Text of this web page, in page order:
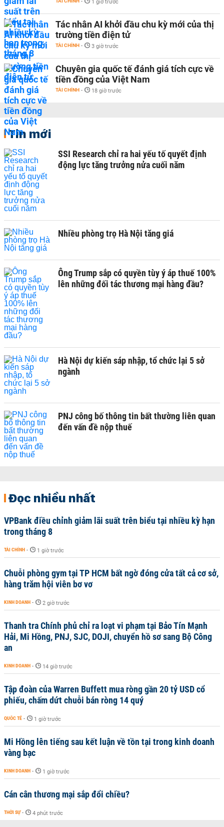
1 giờ trước
Tác nhân AI khởi đầu chu kỳ mới của thị
trường tiền điện tử
TÀI CHÍNH - 3 giờ trước
Chuyên gia quốc tế đánh giá tích cực về
tiền đồng của Việt Nam
TÀI CHÍNH - 18 giờ trước
Tin mới
SSI Research chỉ ra hai yếu tố quyết định
động lực tăng trưởng nửa cuối năm
Nhiều phòng trọ Hà Nội tăng giá
Ông Trump sắp có quyền tùy ý áp thuế 100%
lên những đối tác thương mại hàng đầu?
Hà Nội dự kiến sáp nhập, tổ chức lại 5 sở
ngành
PNJ công bố thông tin bất thường liên quan
đến vấn đề nộp thuế
Đọc nhiều nhất
VPBank điều chỉnh giảm lãi suất trên biểu tại nhiều kỳ hạn
trong tháng 8
TÀI CHÍNH - 1 giờ trước
Chuỗi phòng gym tại TP HCM bất ngờ đóng cửa tất cả cơ sở,
hàng trăm hội viên bơ vơ
KINH DOANH - 2 giờ trước
Thanh tra Chính phủ chỉ ra loạt vi phạm tại Bảo Tín Mạnh
Hải, Mi Hồng, PNJ, SJC, DOJI, chuyển hồ sơ sang Bộ Công
an
KINH DOANH - 14 giờ trước
Tập đoàn của Warren Buffett mua ròng gần 20 tỷ USD cổ
phiếu, chấm dứt chuỗi bán ròng 14 quý
QUỐC TẾ - 1 giờ trước
Mi Hồng lên tiếng sau kết luận về tồn tại trong kinh doanh
vàng bạc
KINH DOANH - 1 giờ trước
Cán cân thương mại sắp đổi chiều?
THỜI SỰ - 4 phút trước